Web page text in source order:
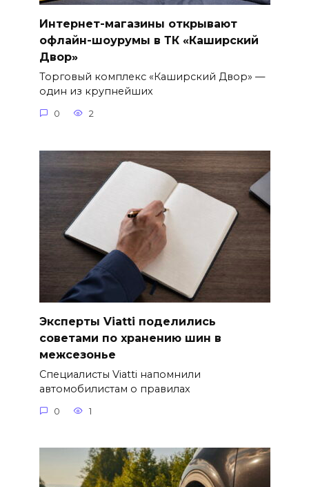
Интернет-магазины открывают
офлайн-шоурумы в ТК «Каширский
Двор»
Торговый комплекс «Каширский Двор» —
один из крупнейших
0 2
Эксперты Viatti поделились
советами по хранению шин в
межсезонье
Специалисты Viatti напомнили
автомобилистам о правилах
0 1